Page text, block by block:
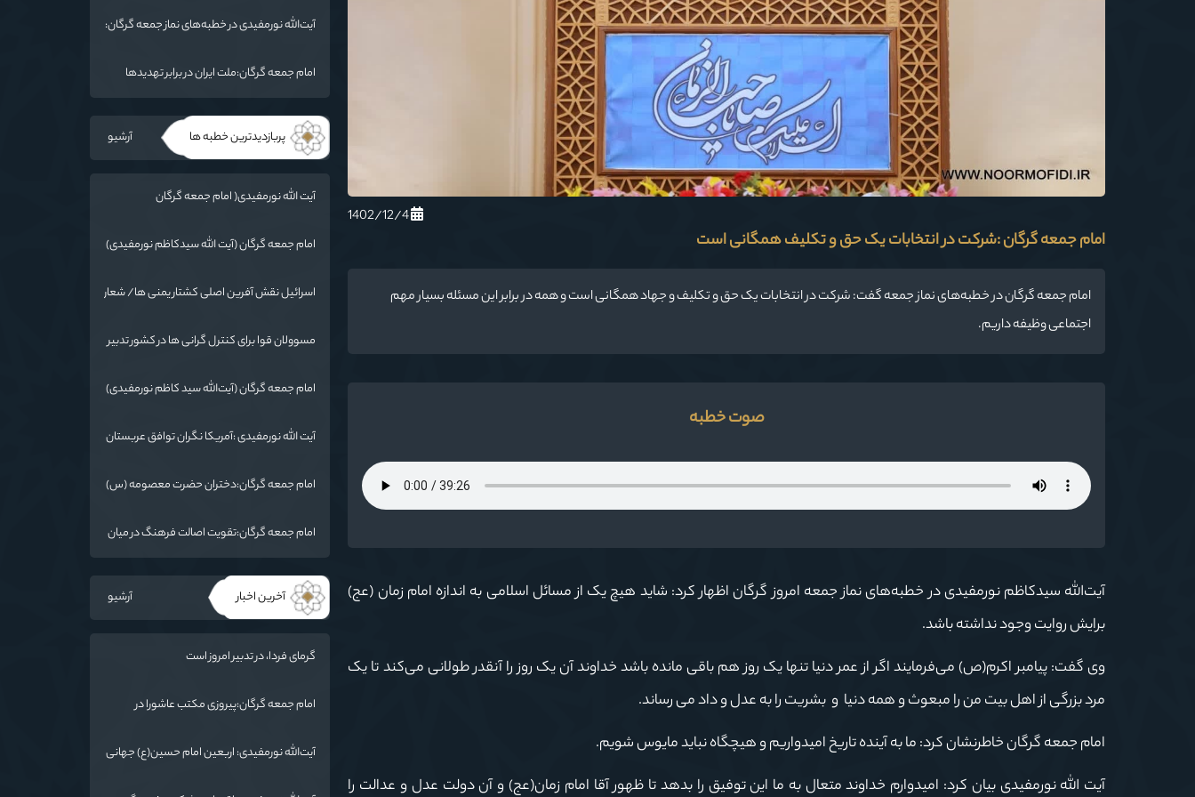
1402/12/4
امام جمعه گرگان :شرکت در انتخابات یک حق و تکلیف همگانی است
امام جمعه گرگان در خطبه‌های نماز جمعه گفت: شرکت در انتخابات یک حق و تکلیف و جهاد همگانی است و همه در برابر این مسئله بسیار مهم
اجتماعی وظیفه داریم.
صوت خطبه
آیت‌الله سیدکاظم نورمفیدی در خطبه‌های نماز جمعه امروز گرگان اظهار کرد: شاید هیچ یک از مسائل اسلامی به اندازه امام زمان (عج)
برایش روایت وجود نداشته باشد.
وی گفت: پیامبر اکرم(ص) می‌فرمایند اگر از عمر دنیا تنها یک روز هم باقی مانده باشد خداوند آن یک روز را آنقدر طولانی می‌کند تا یک
مرد بزرگی از اهل بیت من را مبعوث و همه دنیا و بشریت را به عدل و داد می رساند.
امام جمعه گرگان خاطرنشان کرد: ما به آینده تاریخ امیدواریم و هیچگاه نباید مایوس شویم.
آیت الله نورمفیدی بیان کرد: امیدوارم خداوند متعال به ما این توفیق را بدهد تا ظهور آقا امام زمان(عج) و آن دولت عدل و عدالت را
ما فرو بردن ناوگان شما در قعر دریا خواهد بود
آیت‌الله نورمفیدی در خطبه‌های نماز جمعه گرگان:
اصول عزت‌مداری باشد
امام جمعه گرگان:ملت ایران در برابر تهدیدها
پربازدیدترین خطبه ها آرشیو
آیت الله نورمفیدی( امام جمعه گرگان
جهان غیرقابل باور است
امام جمعه گرگان (آیت الله سیدکاظم نورمفیدی)
خراسان زیاد شد
اسرائیل نقش آفرین اصلی کشتار یمنی ها/ شعار
مسوولان قوا برای کنترل گرانی ها در کشور تدبیر
امام جمعه گرگان (آیت‌الله سید کاظم نورمفیدی)
است
آیت الله نورمفیدی :آمریکا نگران توافق عربستان
امام جمعه گرگان:دختران حضرت معصومه (س)
مقاومت بود
امام جمعه گرگان:تقویت اصالت فرهنگ در میان
آخرین اخبار آرشیو
گرمای فردا، در تدبیر امروز است
امام جمعه گرگان:پیروزی مکتب عاشورا در
نمی‌شود
آیت‌الله نورمفیدی: اربعین امام حسین(ع) جهانی
تهمت به مسئولان حد شرعی دارد